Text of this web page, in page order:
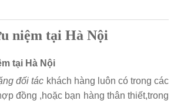
niệm tại Hà Nội
tại Hà Nội
đối tác khách hàng luôn có trong các
đồng ,hoặc bạn hàng thân thiết,trong